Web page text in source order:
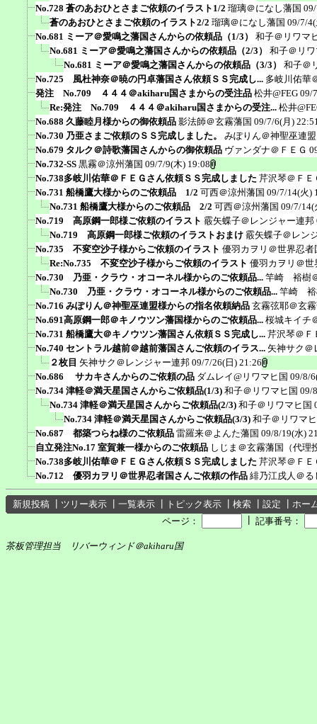
No.728 蒼のあおひとさまご依頼のイラスト1/2 瑠璃＠になし藩国
蒼のあおひとさまご依頼のイラスト2/2 瑠璃＠になし藩国 09/7/
No.681 ミーア＠愛鳴之藩国さんからの依頼品（1/3）
和子＠リワマ
No.681 ミーア＠愛鳴之藩国さんからの依頼品（2/3）
和子＠リ
No.681 ミーア＠愛鳴之藩国さんからの依頼品（3/3）
和子＠
No.725 風杜神奈＠暁の円卓藩国さん依頼ＳＳ完成し... 多岐川佑華
発注 No.709 ４４４＠akiharu国さまからの受注品 松井@FEG 09/
Re:発注 No.709 ４４４＠akiharu国さまからの受注... 松井
No.688 久藤睦月様からの御依頼品 影法師＠玄霧藩国 09/7/6(月)
No.730 乃亜さまご依頼のＳＳ完成しました。
みぽりん＠神聖巫連盟
No.679 タルク＠詩歌藩国さんからの御依頼品 ヴァンダナ＠ＦＥＧ
No.732-SS 黒霧＠涼州藩国 09/7/9(木) 19:08
No.738多岐川佑華＠ＦＥＧさん依頼ＳＳ完成しました 芹沢琴＠ＦＥ
No.731 船橋鷹大様からのご依頼品 1/2 可西＠涼州藩国 09/7/14(火)
No.731 船橋鷹大様からのご依頼品 2/2 可西＠涼州藩国 09/7/14(
No.719 高原鋼一郎様ご依頼のイラスト 霰矢蝶子＠レンジャー連邦
No.719 高原鋼一郎様ご依頼のイラストおまけ 霰矢蝶子＠レン
No.735 不変空沙子様からご依頼のイラスト 優羽カヲリ＠世界忍者
Re:No.735 不変空沙子様からご依頼のイラスト 優羽カヲリ＠世
No.730 乃亜・クラウ・オコーネル様からのご依頼品... 竿崎 裕樹
No.730 乃亜・クラウ・オコーネル様からのご依頼品... 竿崎 裕
No.716 みぽりん＠神聖巫連盟様からの指名依頼納品 玄霧弦耶＠玄
No.691高原鋼一郎＠キノウツン藩国様からのご依頼品... 桜城キイチ
No.731 船橋鷹大＠キノウツン藩国さん依頼ＳＳ完成し... 芹沢琴＠Ｆ
No.740 セントラル越前＠越前藩国さんご依頼のイラス... 矢神サク＠
２枚目 矢神サク＠レンジャー連邦 09/7/26(日) 21:26
No.686 サカキさんからのご依頼の品 ダムレイ@リワマヒ国 09/8/
No.734 津軽＠満天星国さんからご依頼品(1/3) 和子＠リワマヒ国 09/
No.734 津軽＠満天星国さんからご依頼品(2/3) 和子＠リワマヒ国
No.734 津軽＠満天星国さんからご依頼品(3/3) 和子＠リワマ
No.687 都築つらね様のご依頼品 雷羅来＠よんた藩国 09/8/19(水)
自立発注No.17 室賀兼一様からのご依頼品 しじま＠玄霧藩国（代理
No.738多岐川佑華＠ＦＥＧさん依頼ＳＳ完成しました 芹沢琴＠ＦＥ
No.712 優羽カヲリ＠世界忍者国さんご依頼の作品 緋乃江戌人＠る
新規投稿 ツリー表示 一覧表示 トピック表示 検索 設定
ホー
ページ：
記事番号：
茶板管理担当 リバーウィンド＠akiharu国